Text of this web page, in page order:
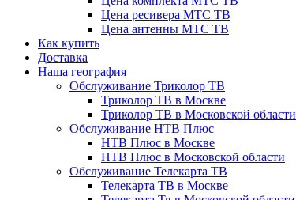
Цена ресивера МТС ТВ
Цена антенны МТС ТВ
Как купить
Доставка
Наша география
Обслуживание Триколор ТВ
Триколор ТВ в Москве
Триколор ТВ в Московской области
Обслуживание НТВ Плюс
НТВ Плюс в Москве
НТВ Плюс в Московской области
Обслуживание Телекарта ТВ
Телекарта ТВ в Москве